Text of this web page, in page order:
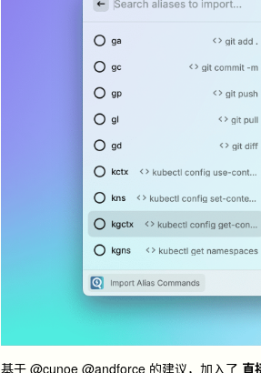
基于 @cunoe @andforce 的建议，加入了 直